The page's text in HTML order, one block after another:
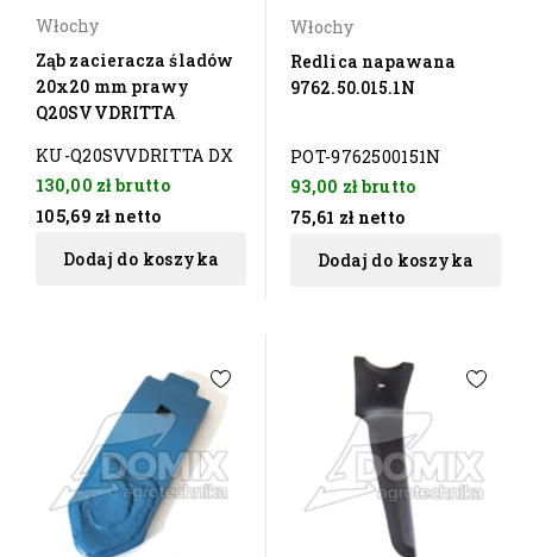
Włochy
Ząb zacieracza śladów
20x20 mm prawy
Q20SVVDRITTA
KU-Q20SVVDRITTA DX
130,00 złbrutto
105,69 zł netto
Dodaj do koszyka
Włochy
Redlica napawana
9762.50.015.1N
POT-9762500151N
93,00 złbrutto
75,61 zł netto
Dodaj do koszyka